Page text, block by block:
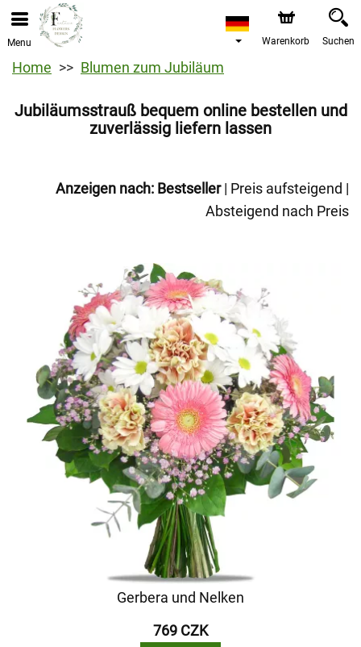
Menu Warenkorb Suchen
Home Blumen zum Jubiläum
Jubiläumsstrauß bequem online bestellen und
zuverlässig liefern lassen
Anzeigen nach: Bestseller| Preis aufsteigend |
Absteigend nach Preis
Gerbera und Nelken
769 CZK